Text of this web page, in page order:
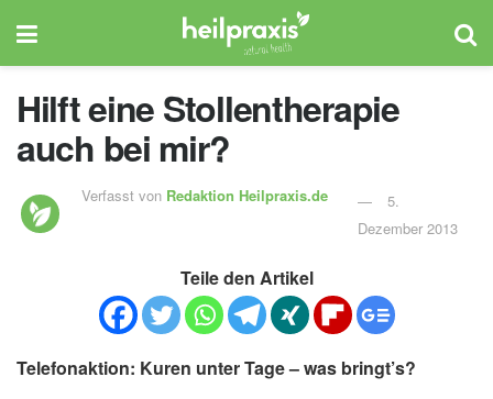
Hilft eine Stollentherapie
auch bei mir?
Verfasst von Redaktion Heilpraxis.de
5.
Dezember 2013
Teile den Artikel
Telefonaktion: Kuren unter Tage – was bringt’s?